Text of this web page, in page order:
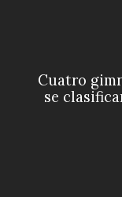
Cuatro
se